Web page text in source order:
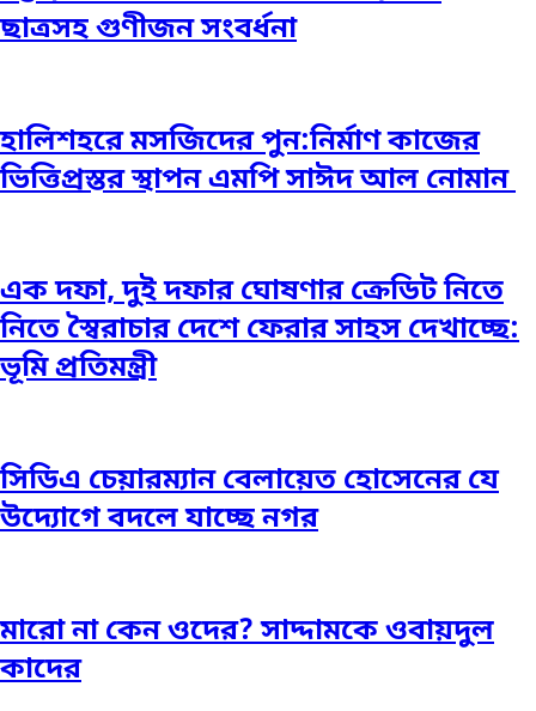
ছাত্রসহ গুণীজন সংবর্ধনা
হালিশহরে মসজিদের পুন:নির্মাণ কাজের
ভিত্তিপ্রস্তর স্থাপন এমপি সাঈদ আল নোমান ‎
এক দফা, দুই দফার ঘোষণার ক্রেডিট নিতে
নিতে স্বৈরাচার দেশে ফেরার সাহস দেখাচ্ছে:
ভূমি প্রতিমন্ত্রী
সিডিএ চেয়ারম্যান বেলায়েত হোসেনের যে
উদ্যোগে বদলে যাচ্ছে নগর
মারো না কেন ওদের? সাদ্দামকে ওবায়দুল
কাদের